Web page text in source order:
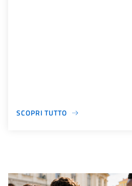
SCOPRI TUTTO